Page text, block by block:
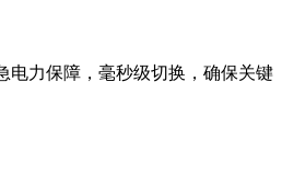
电力保障，毫秒级切换，确保关键